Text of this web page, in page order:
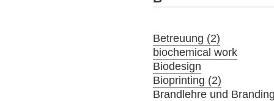
Betreuung (2)
biochemical work
Biodesign
Bioprinting (2)
Brandlehre und